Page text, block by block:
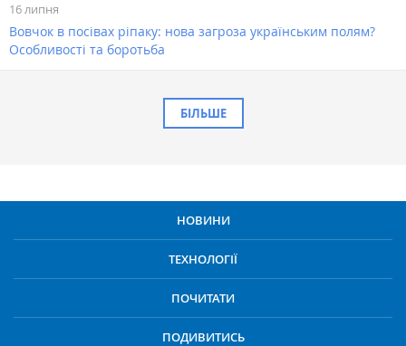
16 липня
Вовчок в посівах ріпаку: нова загроза українським полям?
Особливості та боротьба
БІЛЬШЕ
НОВИНИ
ТЕХНОЛОГІЇ
ПОЧИТАТИ
ПОДИВИТИСЬ